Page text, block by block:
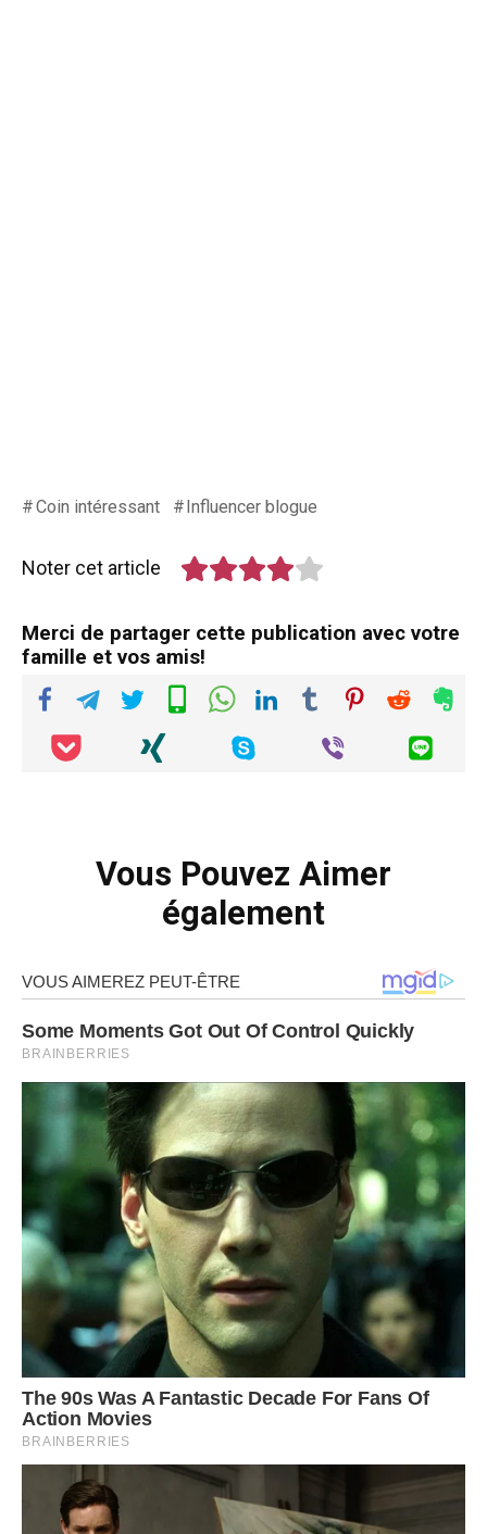
Coin intéressant Influencer blogue
Noter cet article
Merci de partager cette publication avec votre
famille et vos amis!
Vous Pouvez Aimer
également